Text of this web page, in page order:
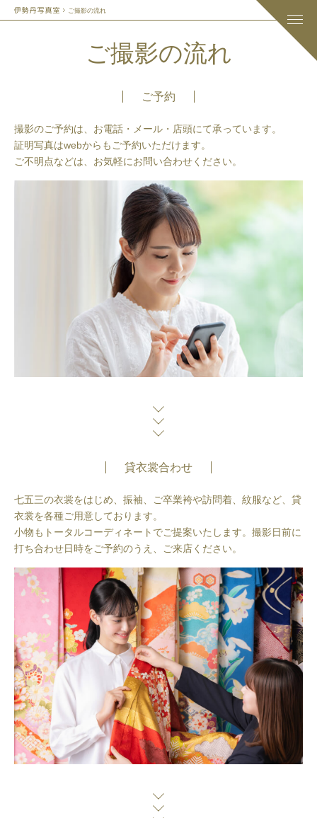
ご撮影の流れ
ご撮影の流れ
ご予約
撮影のご予約は、お電話・メール・店頭にて承っています。
証明写真はwebからもご予約いただけます。
ご不明点などは、お気軽にお問い合わせください。
貸衣裳合わせ
七五三の衣裳をはじめ、振袖、ご卒業袴や訪問着、紋服など、貸
衣裳を各種ご用意しております。
小物もトータルコーディネートでご提案いたします。撮影日前に
打ち合わせ日時をご予約のうえ、ご来店ください。